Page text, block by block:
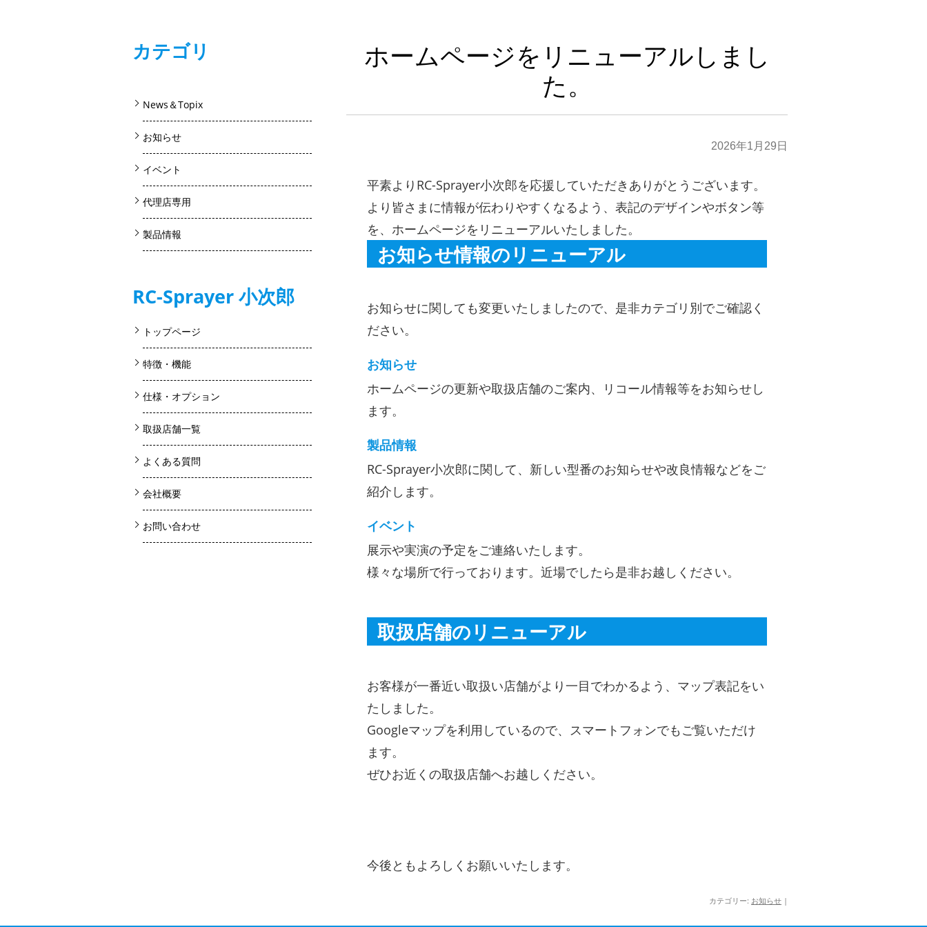
ホームページをリニューアルしまし
た。
2026年1月29日
平素よりRC-Sprayer小次郎を応援していただきありがとうございます。
より皆さまに情報が伝わりやすくなるよう、表記のデザインやボタン等
を、ホームページをリニューアルいたしました。
お知らせ情報のリニューアル
お知らせに関しても変更いたしましたので、是非カテゴリ別でご確認く
ださい。
お知らせ
ホームページの更新や取扱店舗のご案内、リコール情報等をお知らせし
ます。
製品情報
RC-Sprayer小次郎に関して、新しい型番のお知らせや改良情報などをご
紹介します。
イベント
展示や実演の予定をご連絡いたします。
様々な場所で行っております。近場でしたら是非お越しください。
取扱店舗のリニューアル
お客様が一番近い取扱い店舗がより一目でわかるよう、マップ表記をい
たしました。
Googleマップを利用しているので、スマートフォンでもご覧いただけ
ます。
ぜひお近くの取扱店舗へお越しください。
今後ともよろしくお願いいたします。
カテゴリー: お知らせ |
カテゴリ
News＆Topix
お知らせ
イベント
代理店専用
製品情報
RC-Sprayer 小次郎
トップページ
特徴・機能
仕様・オプション
取扱店舗一覧
よくある質問
会社概要
お問い合わせ